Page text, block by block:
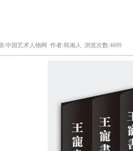
:中国艺术人物网 作者:韩湘人 浏览次数:4699